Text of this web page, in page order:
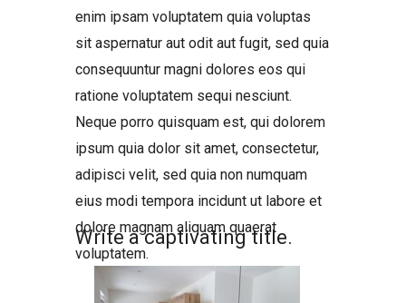
enim ipsam voluptatem quia voluptas
sit aspernatur aut odit aut fugit, sed quia
consequuntur magni dolores eos qui
ratione voluptatem sequi nesciunt.
Neque porro quisquam est, qui dolorem
ipsum quia dolor sit amet, consectetur,
adipisci velit, sed quia non numquam
eius modi tempora incidunt ut labore et
dolore magnam aliquam quaerat
voluptatem.
Write a captivating title.